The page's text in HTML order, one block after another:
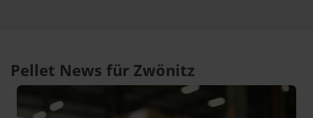
Pellet News für Zwönitz